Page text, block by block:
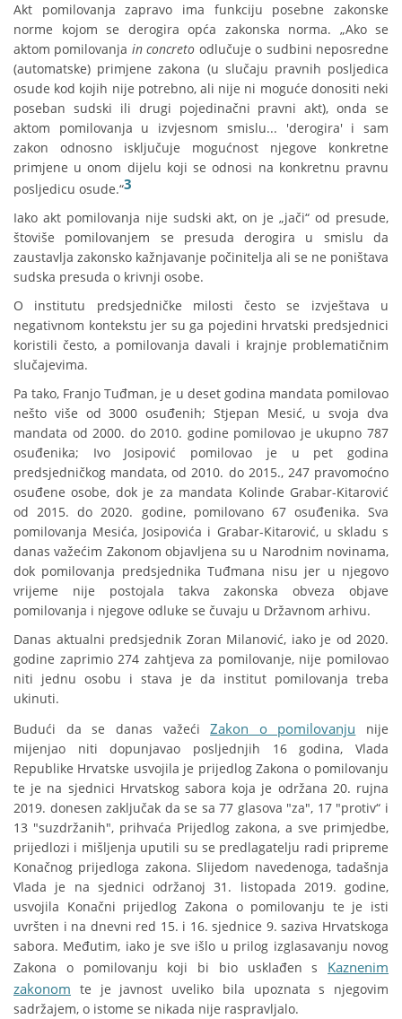
Akt pomilovanja zapravo ima funkciju posebne zakonske
norme kojom se derogira opća zakonska norma. „Ako se
aktom pomilovanja in concreto odlučuje o sudbini neposredne
(automatske) primjene zakona (u slučaju pravnih posljedica
osude kod kojih nije potrebno, ali nije ni moguće donositi neki
poseban sudski ili drugi pojedinačni pravni akt), onda se
aktom pomilovanja u izvjesnom smislu... 'derogira' i sam
zakon odnosno isključuje mogućnost njegove konkretne
primjene u onom dijelu koji se odnosi na konkretnu pravnu
posljedicu osude.“3
Iako akt pomilovanja nije sudski akt, on je „jači“ od presude,
štoviše pomilovanjem se presuda derogira u smislu da
zaustavlja zakonsko kažnjavanje počinitelja ali se ne poništava
sudska presuda o krivnji osobe.
O institutu predsjedničke milosti često se izvještava u
negativnom kontekstu jer su ga pojedini hrvatski predsjednici
koristili često, a pomilovanja davali i krajnje problematičnim
slučajevima.
Pa tako, Franjo Tuđman, je u deset godina mandata pomilovao
nešto više od 3000 osuđenih; Stjepan Mesić, u svoja dva
mandata od 2000. do 2010. godine pomilovao je ukupno 787
osuđenika; Ivo Josipović pomilovao je u pet godina
predsjedničkog mandata, od 2010. do 2015., 247 pravomoćno
osuđene osobe, dok je za mandata Kolinde Grabar-Kitarović
od 2015. do 2020. godine, pomilovano 67 osuđenika. Sva
pomilovanja Mesića, Josipovića i Grabar-Kitarović, u skladu s
danas važećim Zakonom objavljena su u Narodnim novinama,
dok pomilovanja predsjednika Tuđmana nisu jer u njegovo
vrijeme nije postojala takva zakonska obveza objave
pomilovanja i njegove odluke se čuvaju u Državnom arhivu.
Danas aktualni predsjednik Zoran Milanović, iako je od 2020.
godine zaprimio 274 zahtjeva za pomilovanje, nije pomilovao
niti jednu osobu i stava je da institut pomilovanja treba
ukinuti.
Budući da se danas važećiZakon o pomilovanju nije
mijenjao niti dopunjavao posljednjih 16 godina, Vlada
Republike Hrvatske usvojila je prijedlog Zakona o pomilovanju
te je na sjednici Hrvatskog sabora koja je održana 20. rujna
2019. donesen zaključak da se sa 77 glasova "za", 17 "protiv“ i
13 "suzdržanih", prihvaća Prijedlog zakona, a sve primjedbe,
prijedlozi i mišljenja uputili su se predlagatelju radi pripreme
Konačnog prijedloga zakona. Slijedom navedenoga, tadašnja
Vlada je na sjednici održanoj 31. listopada 2019. godine,
usvojila Konačni prijedlog Zakona o pomilovanju te je isti
uvršten i na dnevni red 15. i 16. sjednice 9. saziva Hrvatskoga
sabora. Međutim, iako je sve išlo u prilog izglasavanju novog
Zakona o pomilovanju koji bi bio usklađen s Kaznenim
zakonom te je javnost uveliko bila upoznata s njegovim
sadržajem, o istome se nikada nije raspravljalo.